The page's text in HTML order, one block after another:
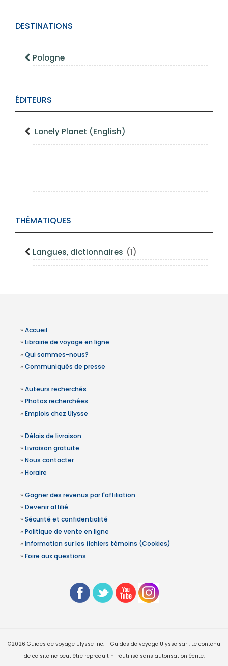
DESTINATIONS
Pologne
ÉDITEURS
Lonely Planet (English)
THÉMATIQUES
Langues, dictionnaires (1)
» Accueil
» Librairie de voyage en ligne
» Qui sommes-nous?
» Communiqués de presse
» Auteurs recherchés
» Photos recherchées
» Emplois chez Ulysse
» Délais de livraison
» Livraison gratuite
» Nous contacter
» Horaire
» Gagner des revenus par l'affiliation
» Devenir affilié
» Sécurité et confidentialité
» Politique de vente en ligne
» Information sur les fichiers témoins (Cookies)
» Foire aux questions
©2026 Guides de voyage Ulysse inc. - Guides de voyage Ulysse sarl. Le contenu
de ce site ne peut être reproduit ni réutilisé sans autorisation écrite.